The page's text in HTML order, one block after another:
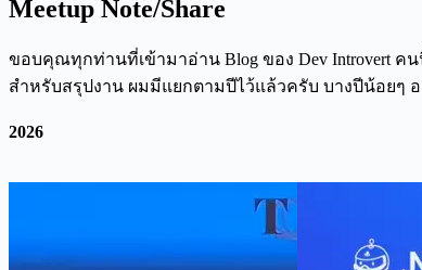
Meetup Note/Share
ขอบคุณทุกท่านที่เข้ามาอ่าน Blog ของ Dev Introvert ค
สำหรับสรุปงาน ผมมีแยกตามปีไว้แล้วครับ บางปีน้อยๆ อ
2026